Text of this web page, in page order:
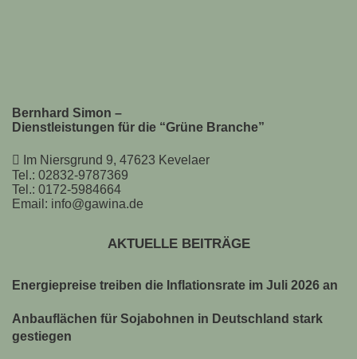
Bernhard Simon –
Dienstleistungen für die “Grüne Branche”
Im Niersgrund 9, 47623 Kevelaer
Tel.: 02832-9787369
Tel.: 0172-5984664
Email: info@gawina.de
AKTUELLE BEITRÄGE
Energiepreise treiben die Inflationsrate im Juli 2026 an
Anbauflächen für Sojabohnen in Deutschland stark
gestiegen